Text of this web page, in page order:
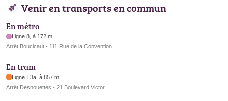
Venir en transports en commun
En métro
Ligne 8, à 172 m
Arrêt Boucicaut - 111 Rue de la Convention
En tram
Ligne T3a, à 857 m
Arrêt Desnouettes - 21 Boulevard Victor